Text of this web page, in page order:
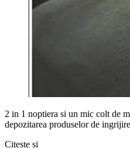
2 in 1 noptiera si un mic colt de
depozitarea produselor de ingrijire
Citește și